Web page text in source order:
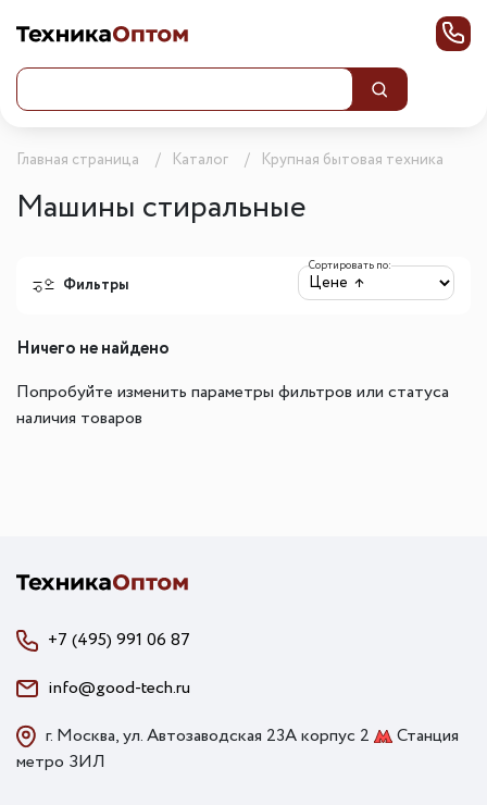
Главная страница Каталог Крупная бытовая техника
Машины стиральные
Фильтры
Сортировать по:
Ничего не найдено
Попробуйте изменить параметры фильтров или статуса
наличия товаров
+7 (495) 991 06 87
info@good-tech.ru
г. Москва, ул. Автозаводская 23А корпус 2
Станция
метро ЗИЛ